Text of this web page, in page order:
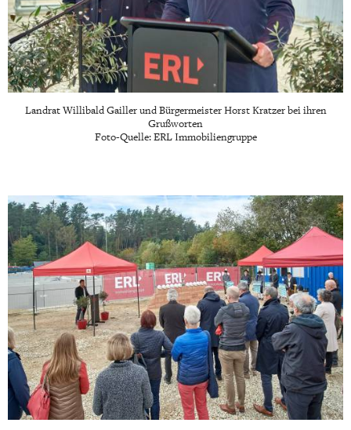
Landrat Willibald Gailler und Bürgermeister Horst Kratzer bei ihren
Grußworten
Foto-Quelle: ERL Immobiliengruppe